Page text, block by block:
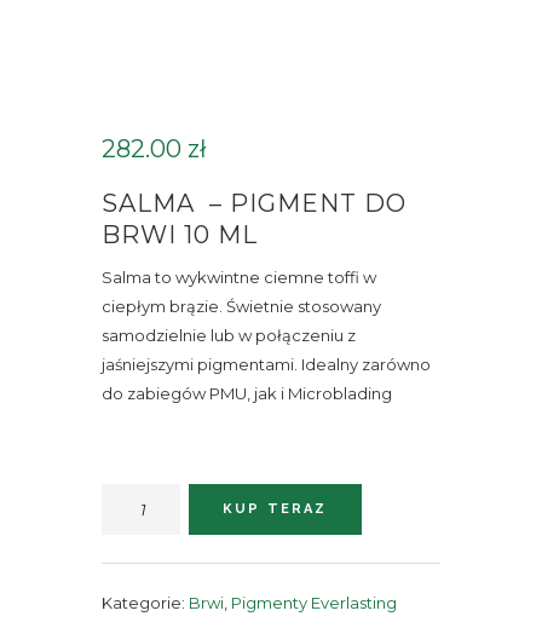
282.00 zł
SALMA – PIGMENT DO
BRWI 10 ML
Salma to wykwintne ciemne toffi w
ciepłym brązie. Świetnie stosowany
samodzielnie lub w połączeniu z
jaśniejszymi pigmentami. Idealny zarówno
do zabiegów PMU, jak i Microblading
KUP TERAZ
Kategorie: Brwi Pigmenty Everlasting